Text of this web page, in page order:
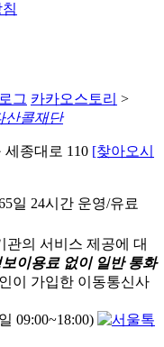
그 카카오스토리 >
산콜재단
세종대로 110 [찾아오시
일 24시간 운영/유료
관의 서비스 제공에 대
보이용료 없이 일반 통화
이 가입한 이동통신사
09:00~18:00)